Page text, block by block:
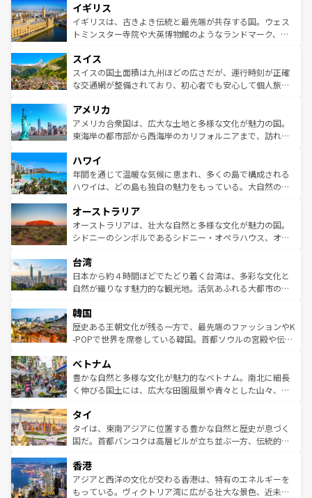
いる。シャンパンの発祥地であるランス、プロヴァンスの
香り高いラベンダー畑など、多彩な楽しみ方が可能だ。さ
らに、パリ以外の地域にも魅力が溢れており、どの街角に
れる地方に足を運ぶとそれぞれで全く異なる文化を体験で
きるだろう。 なお、新着のフランス情報はコンテンツ一覧
を参照してほしい。
顔を持つこの国は、どこを歩いても飽きることがない。ベ
ルリンの文化的活気、バイエルン州のアルプスの絶景、そ
してライン川沿いのワイン畑といった風景は必見。ビール
は、お酒好きな人にはぜひ体験してほしい。 なお、新着の
ドイツ情報はコンテンツ一覧を参照してほしい。
イギリス
イギリスは、古きよき伝統と最先端が共存する国。ウェス
トミンスター寺院や大英博物館のようなランドマーク、歴
リアごとに異なる魅力がある。また、優雅なアフタヌーン
ティー、ビール好きにはたまらない英国パブ、サッカー観
戦など、本場だからこそできる体験も豊富。イギリスを旅
ンツ一覧を参照してほしい。
スイス
スイスの国土面積は九州ほどの広さだが、運行時刻が正確
な交通網が整備されており、初心者でも安心して個人旅行
の建物がそのまま残る町や、スイスならではのユニークな
博物館もあり、アルプス観光だけでなく町歩きも満喫する
ことができる。国民の所得が高いため物価も高いが、旅行
ば市内交通費無料で観光を楽しむこともできる。 なお、新
着のスイス情報はコンテンツ一覧 を参照してほしい。
アメリカ
アメリカ合衆国は、広大な土地と多様な文化が魅力の国。
東海岸の都市部から西海岸のカリフォルニアまで、訪れる
のような巨大都市は、観光、ショッピング、エンターテイ
ンメントが詰まった刺激的なスポットだ。一方、アメリカ
西部には大自然が広がり、グランドキャニオンやイエロー
部のニューオーリンズでは、音楽と美食が融合した独特の
文化が魅力。旅行者はアメリカの各地域で異なる魅力を楽
しみながら、その多様性と豊かな歴史を感じることができ
ならではの贅沢な旅のスタイルだ。 なお、新着のアメリカ
情報はコンテンツ一覧を参照してほしい。
ハワイ
年間を通じて温暖な気候に恵まれ、多くの島で構成される
ハワイは、どの島も独自の魅力をもっている。大自然の神
ワイ島は見逃せない。また、定番の観光地といえばオアフ
島だが、静かな自然を求めるならマウイ島やカウアイ島が
おすすめ。エメラルドグリーンに輝く海をはじめ、豊かな
れるおもてなしの心で訪れる人々を迎えてくれるハワイの
人々、おいしいローカルフードやハワイアンミュージッ
ク、伝統的なフラダンスなど、すべてがハワイの魅力を彩
ワイを、存分に味わってほしい。 なお、新着のハワイ情報
はコンテンツ一覧を参照してほしい。
オーストラリア
オーストラリアは、壮大な自然と多様な文化が魅力の国。
シドニーのシンボルであるシドニー・オペラハウス、オー
リアリーフや大陸中央部にそびえるウルル（エアーズロッ
ク）、タスマニアの美しい原生林やケアンズの熱帯雨林な
ど、見どころがたくさん。また、カフェやワイン、オージ
いる。アクティビティも充実しており、サーフィンやダイ
ビング、ハイキングなど、アウトドア好きにはたまらな
い。オーストラリアの多彩な魅力を存分に味わいつくそ
参照してほしい。
台湾
日本から約４時間ほどでたどり着く台湾は、多彩な文化と
自然が織りなす魅力的な観光地。活気あふれる大都市の台
ン）、静ひつな山岳地帯である台湾東部など、都市の喧騒
と山間の静けさが共存しており、訪れる人に新しい発見と
驚きをもたらしてくれる。また、奥深い台湾の食文化も魅
容にもいいと評判のスイーツなど、バラエティ豊かな料理
が味わえる。 なお、新着の台湾情報は コンテンツ一覧を参
照してほしい。
韓国
歴史ある王朝文化が残る一方で、最先端のファッションやK
-POPで世界を席巻している韓国。首都ソウルの宮殿や伝統
き、地方に足を延ばせば四季折々の自然美を楽しむことが
できる。そして、キムチや焼肉、絶品のストリートフード
まで、さまざまな韓国料理が待っている。夜には、韓国な
リティに包まれながら、韓国の多彩な魅力を心ゆくまで味
わってみてほしい。 なお、新着の韓国情報はコンテンツ一
覧を参照してほしい。
ベトナム
豊かな自然と多様な文化が魅力的なベトナム。南北に細長
く伸びる国土には、広大な田園風景や青々とした山々、世
急速な発展と共に伝統が息づく。ハノイの古い町並みやホ
ーチミン市のフランス統治時代の建物も、独特の雰囲気を
醸し出している。また、バラエティの豊かさとおいしさで
とつ。フォーやバインミー、ベトナムコーヒーなどは、ぜ
ひ現地で味わいたい。どの地域を訪れてもあたたかい人々
が旅行者を迎えてくれるので、きっと忘れられない旅にな
タイ
タイは、東南アジアに位置する豊かな自然と歴史が息づく
国だ。首都バンコクは高層ビルが立ち並ぶ一方、伝統的な
の活気が交差している。北部ではチェンマイなどの山岳地
帯で自然と触れ合い、南部ではプーケットやクラビの美し
いビーチでリゾート気分を楽しむことができる。タイ料理
香港
アジアと西洋の文化が交わる香港は、特有のエネルギーを
もっている。ヴィクトリア湾に広がる壮大な景色、近未来